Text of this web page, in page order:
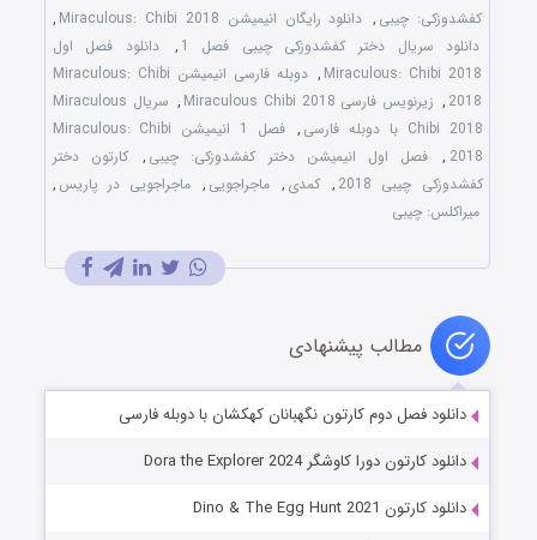
کفشدوزکی: چیبی , دانلود رایگان انیمیشن Miraculous: Chibi 2018
,
دانلود سریال دختر کفشدوزکی چیبی فصل 1
,
دانلود فصل اول
Miraculous: Chibi 2018
,
دوبله فارسی انیمیشن Miraculous: Chibi
2018
, زیرنویس فارسی Miraculous Chibi 2018 ,
سریال Miraculous
Chibi 2018 با دوبله فارسی
,
فصل 1 انیمیشن Miraculous: Chibi
2018
, فصل اول انیمیشن دختر کفشدوزکی: چیبی ,
کارتون دختر
کفشدوزکی چیبی 2018
, کمدی , ماجراجویی , ماجراجویی در پاریس ,
میراکلس: چیبی
مطالب پیشنهادی
دانلود فصل دوم کارتون نگهبانان کهکشان با دوبله فارسی
دانلود کارتون دورا کاوشگر Dora the Explorer 2024
دانلود کارتون Dino & The Egg Hunt 2021